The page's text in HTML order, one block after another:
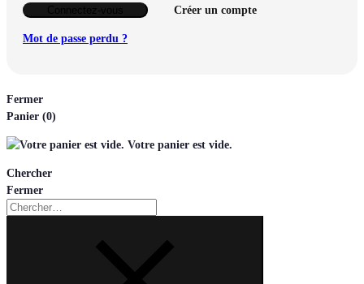
Créer un compte
Mot de passe perdu ?
Fermer
Panier (0)
Votre panier est vide.
Chercher
Fermer
Chercher